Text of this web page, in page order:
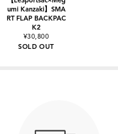
umi Kanzaki】SMA
RT FLAP BACKPAC
K2
¥30,800
SOLD OUT